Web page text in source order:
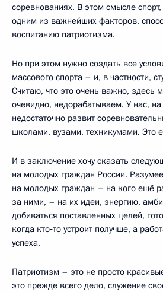
соревнованиях. В этом смысле
одним из важнейших факторов,
воспитанию патриотизма.
Но при этом нужно создать все
массового спорта – и, в частности,
Считаю, что это очень важно, здесь
очевидно, недорабатываем. У нас,
недостаточно развит
школами, вузами, техникумами. Это
И в заключение хочу сказать
на молодых граждан России.
на молодых граждан – на кого ещё
за ними, – на их идеи, энергию,
добиваться поставленных целей,
когда кто‑то устроит получше, а
успеха.
Патриотизм – это не просто
это прежде всего дело, служение